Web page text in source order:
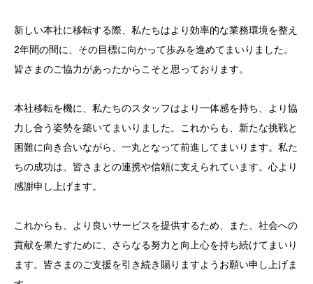
新しい本社に移転する際、私たちはより効率的な業務環境を整え
2年間の間に、その目標に向かって歩みを進めてまいりました。
皆さまのご協力があったからこそと思っております。
本社移転を機に、私たちのスタッフはより一体感を持ち、より協
力し合う姿勢を築いてまいりました。これからも、新たな挑戦と
困難に向き合いながら、一丸となって前進してまいります。私た
ちの成功は、皆さまとの連携や信頼に支えられています。心より
感謝申し上げます。
これからも、より良いサービスを提供するため、また、社会への
貢献を果たすために、さらなる努力と向上心を持ち続けてまいり
ます。皆さまのご支援を引き続き賜りますようお願い申し上げま